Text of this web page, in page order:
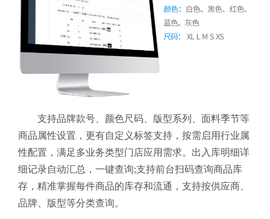
支持品牌款号、颜色尺码、版型系列、面料季节等
商品属性设置，更有自定义标签支持，按需启用行业属
性配置，满足多业务类型门店应用需求。出入库明细详
细记录自动汇总，一键查询;支持前台扫码查询商品库
存，精准掌握每件商品的库存和流通，支持按供应商、
品牌、版型等分类查询。